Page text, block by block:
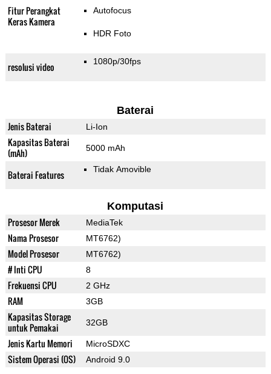
Fitur Perangkat
Keras Kamera
Autofocus
HDR Foto
resolusi video 1080p/30fps
Baterai
Jenis Baterai Li-Ion
Kapasitas Baterai
(mAh)
5000 mAh
Baterai Features Tidak Amovible
Komputasi
Prosesor Merek MediaTek
Nama Prosesor MT6762)
Model Prosesor MT6762)
# Inti CPU 8
Frekuensi CPU 2 GHz
RAM 3GB
Kapasitas Storage
untuk Pemakai
32GB
Jenis Kartu Memori MicroSDXC
Sistem Operasi (OS) Android 9.0